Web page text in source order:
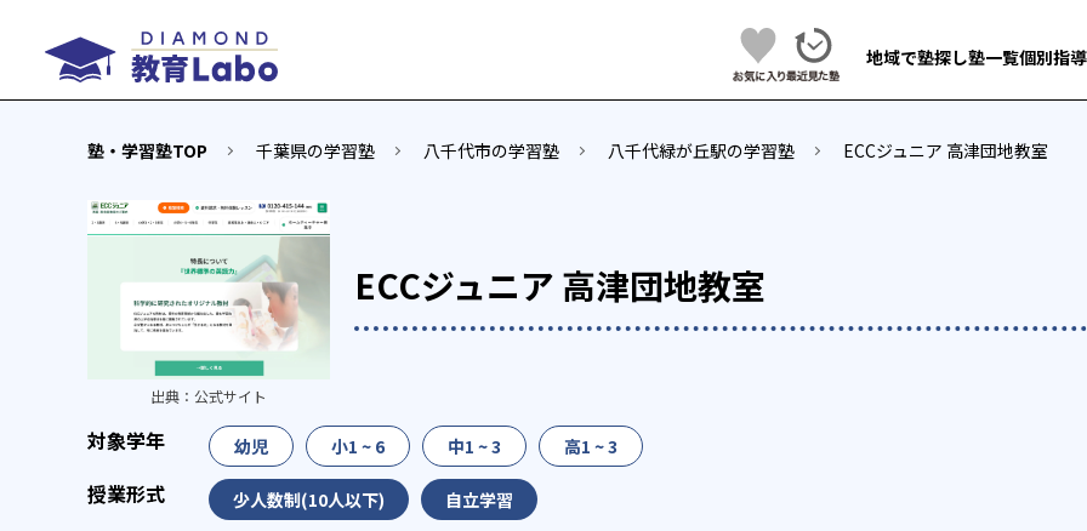
地域で塾探し塾一覧個別指
塾・学習塾TOP 千葉県の学習塾 八千代市の学習塾 八千代緑が丘駅の学習塾 ECCジュニア 高津団地教室
ECCジュニア 高津団地教室
出典： 公式サイト
幼児 小1 ~ 6 中1 ~ 3 高1 ~ 3
少人数制(10人以下) 自立学習